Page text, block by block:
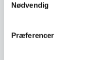
Nødvendig
Præferencer
Ophæng: der
Modellen her kan ikke